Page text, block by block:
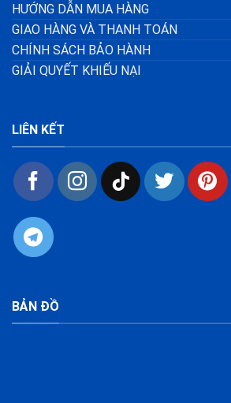
HƯỚNG DẪN MUA HÀNG
GIAO HÀNG VÀ THANH TOÁN
CHÍNH SÁCH BẢO HÀNH
GIẢI QUYẾT KHIẾU NẠI
LIÊN KẾT
BẢN ĐỒ